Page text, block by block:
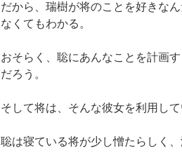
だから、瑞樹が将のことを好きな
なくてもわかる。
おそらく、聡にあんなことを計画
だろう。
そして将は、そんな彼女を利用し
聡は寝ている将が少し憎たらしく、